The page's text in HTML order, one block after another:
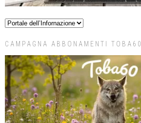
CAMPAGNA ABBONAMENTI TOBA60